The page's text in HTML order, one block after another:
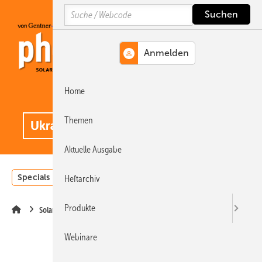
Hauptinhalt
Hauptmenü
SiteSearch
Specials Einstrahlungsatlas
Solarmodule
Search
Home
Themen
Aktuelle Ausgabe
Heftarchiv
Produkte
Webinare